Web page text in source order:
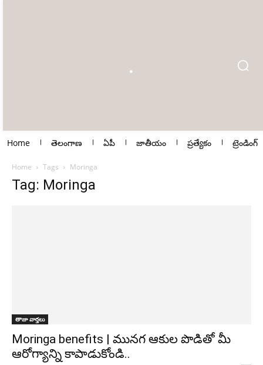
Home తెలంగాణ ఏపీ జాతీయం ప్రత్యేకం ట్రెండింగ్
Home Tags Moringa
Tag: Moringa
తాజా వార్తలు
Moringa benefits | మునగ ఆకుల పొడితో మీ
ఆరోగ్యాన్ని కాపాడుకోండి..